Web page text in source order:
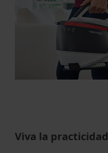
Viva la practicidad